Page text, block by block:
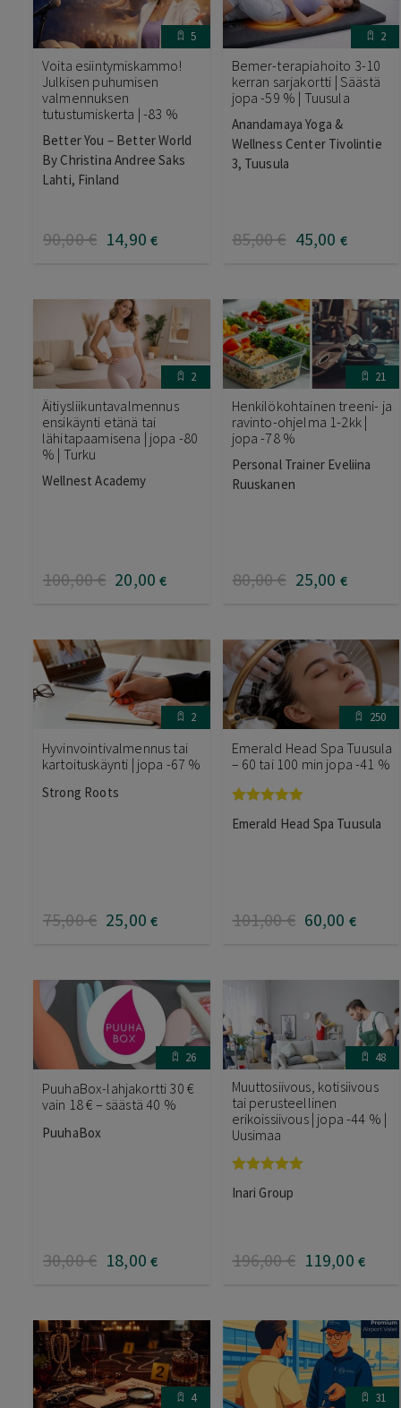
5
Voita esiintymiskammo!
Julkisen puhumisen
valmennuksen
tutustumiskerta | -83 %
Better You – Better World
By Christina Andree Saks
Lahti, Finland
90,00€ 14,90 €
2
Bemer-terapiahoito 3-10
kerran sarjakortti | Säästä
jopa -59 % | Tuusula
Anandamaya Yoga &
Wellness Center Tivolintie
3, Tuusula
85,00€ 45,00 €
2
Äitiysliikuntavalmennus
ensikäynti etänä tai
lähitapaamisena | jopa -80
% | Turku
Wellnest Academy
100,00€ 20,00 €
21
Henkilökohtainen treeni- ja
ravinto-ohjelma 1-2kk |
jopa -78 %
Personal Trainer Eveliina
Ruuskanen
80,00€ 25,00 €
2
Hyvinvointivalmennus tai
kartoituskäynti | jopa -67 %
Strong Roots
75,00€ 25,00 €
250
Emerald Head Spa Tuusula
– 60 tai 100 min jopa -41 %
tuotteesta:
Emerald Head Spa Tuusula
101,00€ 60,00 €
26
PuuhaBox-lahjakortti 30 €
vain 18 € – säästä 40 %
PuuhaBox
30,00€ 18,00 €
48
Muuttosiivous, kotisiivous
tai perusteellinen
erikoissiivous | jopa -44 % |
Uusimaa
tuotteesta:
Inari Group
196,00€ 119,00 €
4 31